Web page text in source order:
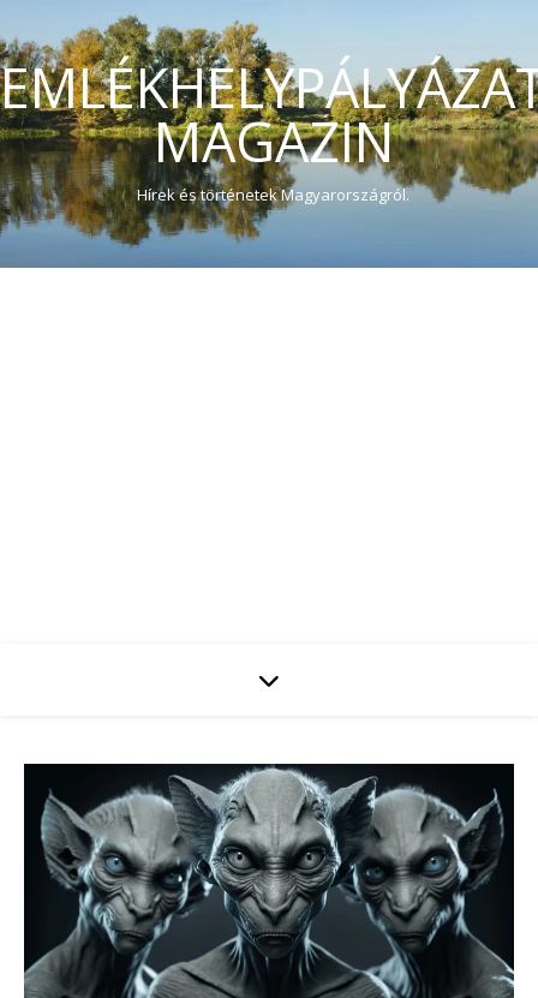
MAGAZIN
Hírek és történetek Magyarországról.